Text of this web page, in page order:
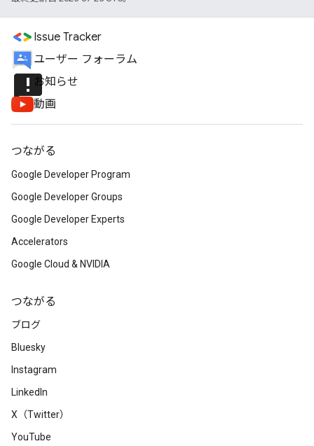
Issue Tracker
ユーザー フォーラム
announcementお知らせ
動画
つながる
Google Developer Program
Google Developer Groups
Google Developer Experts
Accelerators
Google Cloud & NVIDIA
つながる
ブログ
Bluesky
Instagram
LinkedIn
X（Twitter）
YouTube